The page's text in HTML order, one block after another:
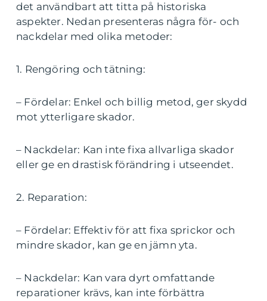
det användbart att titta på historiska
aspekter. Nedan presenteras några för- och
nackdelar med olika metoder:
1. Rengöring och tätning:
– Fördelar: Enkel och billig metod, ger skydd
mot ytterligare skador.
– Nackdelar: Kan inte fixa allvarliga skador
eller ge en drastisk förändring i utseendet.
2. Reparation:
– Fördelar: Effektiv för att fixa sprickor och
mindre skador, kan ge en jämn yta.
– Nackdelar: Kan vara dyrt omfattande
reparationer krävs, kan inte förbättra